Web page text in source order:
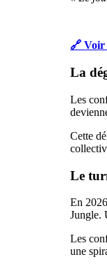
🔗 Voir
La
Les
Cette
Le
En
Jungle.
Les
une